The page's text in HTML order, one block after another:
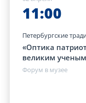
11:00
Петербургские
«Оптика
великим
Форум в музее